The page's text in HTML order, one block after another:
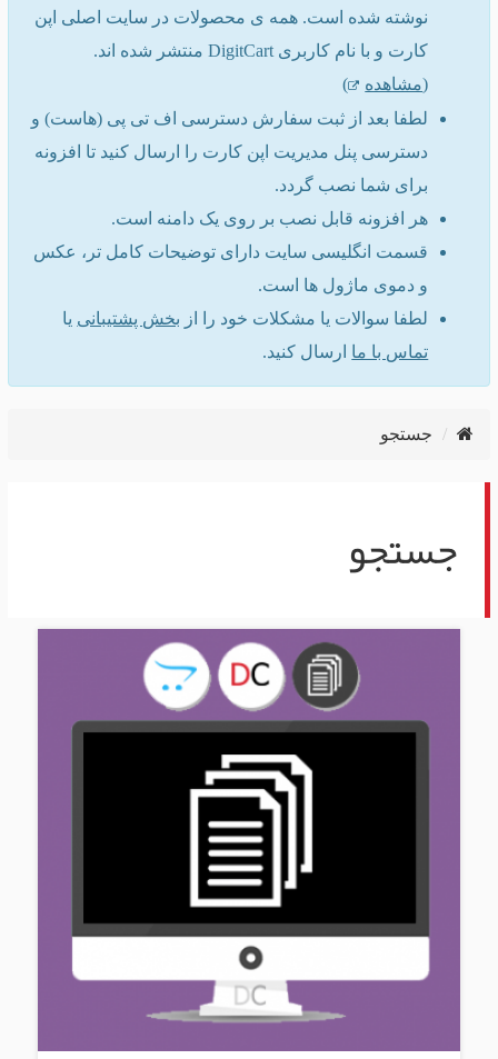
نوشته شده است. همه ی محصولات در سایت اصلی اپن
کارت و با نام کاربری DigitCart منتشر شده اند.
(مشاهده
)
لطفا بعد از ثبت سفارش دسترسی اف تی پی (هاست) و
دسترسی پنل مدیریت اپن کارت را ارسال کنید تا افزونه
برای شما نصب گردد.
هر افزونه قابل نصب بر روی یک دامنه است.
قسمت انگلیسی سایت دارای توضیحات کامل تر، عکس
و دموی ماژول ها است.
لطفا سوالات یا مشکلات خود را از بخش پشتیبانی یا
تماس با ما ارسال کنید.
جستجو
جستجو